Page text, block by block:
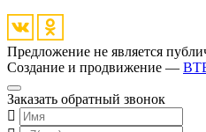
Предложение не является
Создание и продвижение —
Заказать обратный звонок